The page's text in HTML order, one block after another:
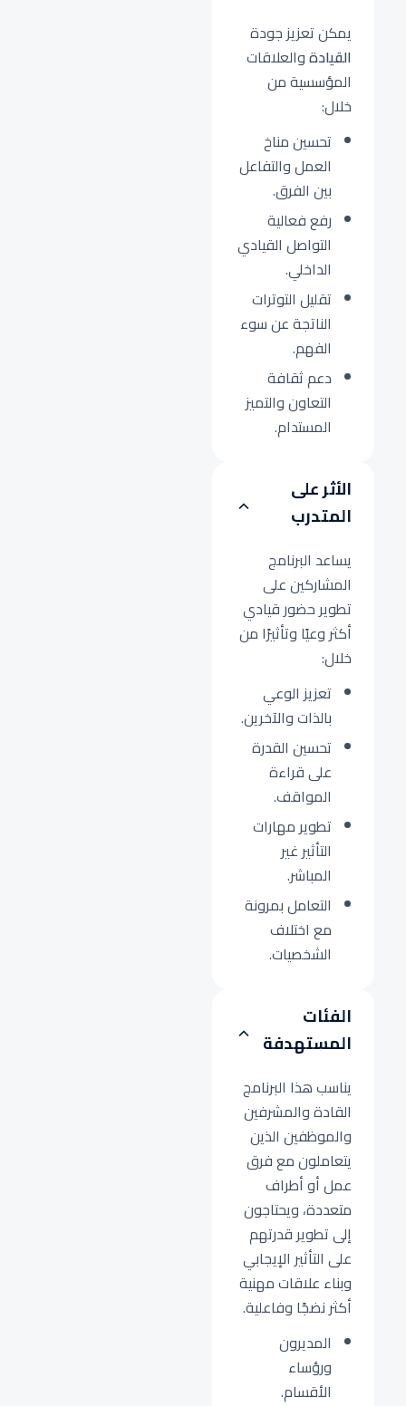
يمكن تعزيز جودة
القيادةوالعلاقات
المؤسسية من
خلال:
تحسين مناخ
العمل والتفاعل
بين الفرق.
رفع فعالية
التواصل القيادي
الداخلي.
تقليل التوترات
الناتجة عن سوء
الفهم.
دعم ثقافة
التعاون والتميز
المستدام.
الأثر على
المتدرب
يساعد البرنامج
المشاركين على
تطوير حضور قيادي
أكثر وعيًا وتأثيرًا من
خلال:
تعزيز الوعي
بالذات والآخرين.
تحسين القدرة
على قراءة
المواقف.
تطوير مهارات
التأثير غير
المباشر.
التعامل بمرونة
مع اختلاف
الشخصيات.
الفئات
المستهدفة
يناسب هذا البرنامج
القادة والمشرفين
والموظفين الذين
يتعاملون مع فرق
عمل أو أطراف
متعددة، ويحتاجون
إلى تطوير قدرتهم
على التأثير الإيجابي
وبناء علاقات مهنية
أكثر نضجًا وفاعلية.
المديرون
ورؤساء
الأقسام.